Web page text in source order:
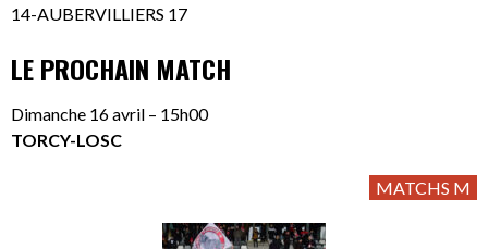
14-AUBERVILLIERS 17
LE PROCHAIN MATCH
Dimanche 16 avril – 15h00
TORCY-LOSC
MATCHS M